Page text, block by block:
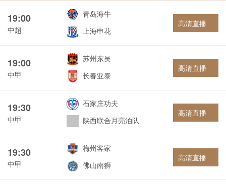
19:00
中超
青岛海牛
上海申花
高清直播
19:00
中甲
苏州东吴
长春亚泰
高清直播
19:30
中甲
石家庄功夫
陕西联合月亮泊队
高清直播
19:30
中甲
梅州客家
佛山南狮
高清直播